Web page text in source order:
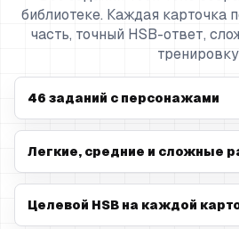
библиотеке. Каждая карточка
часть, точный HSB-ответ,
46 заданий с персонажами
Легкие, средние и сложные
Целевой HSB на каждой